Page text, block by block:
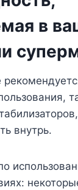
в
внутрь.